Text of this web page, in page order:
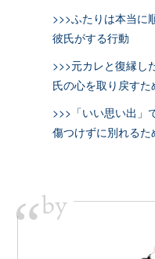
>>>ふたりは本当に
彼氏がする行動
>>>元カレと復縁し
氏の心を取り戻すた
>>>「いい思い出」
傷つけずに別れるた
“by